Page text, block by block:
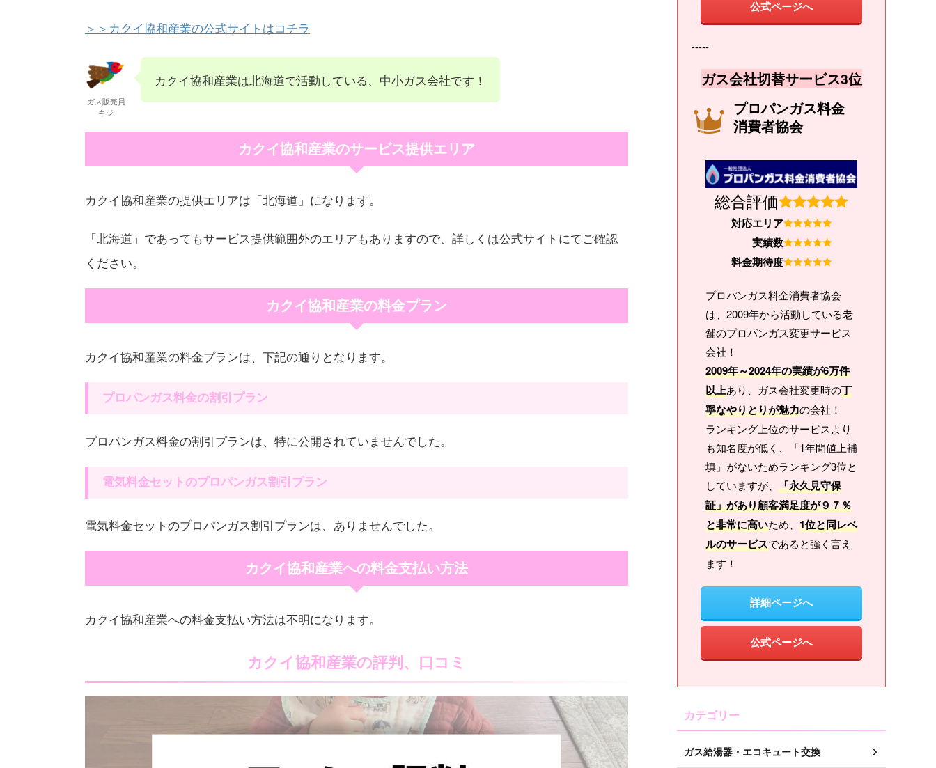
＞＞カクイ協和産業の公式サイトはコチラ
ガス販売員
キジ
カクイ協和産業は北海道で活動している、中小ガス会社です！
カクイ協和産業のサービス提供エリア
カクイ協和産業の提供エリアは「北海道」になります。
「北海道」であってもサービス提供範囲外のエリアもありますので、詳しくは公式サイトにてご確認
ください。
カクイ協和産業の料金プラン
カクイ協和産業の料金プランは、下記の通りとなります。
プロパンガス料金の割引プラン
プロパンガス料金の割引プランは、特に公開されていませんでした。
電気料金セットのプロパンガス割引プラン
電気料金セットのプロパンガス割引プランは、ありませんでした。
カクイ協和産業への料金支払い方法
カクイ協和産業への料金支払い方法は不明になります。
カクイ協和産業の評判、口コミ
公式ページへ
-----
ガス会社切替サービス3位
プロパンガス料金
消費者協会
総合評価
対応エリア
実績数
料金期待度
プロパンガス料金消費者協会
は、2009年から活動している老
舗のプロパンガス変更サービス
会社！
2009年～2024年の実績が6万件
以上あり、ガス会社変更時の丁
寧なやりとりが魅力の会社！
ランキング上位のサービスより
も知名度が低く、「1年間値上補
填」がないためランキング3位と
していますが、 「永久見守保
証」があり顧客満足度が９７％
と非常に高いため、 1位と同レベ
ルのサービスであると強く言え
ます！
詳細ページへ
公式ページへ
カテゴリー
ガス給湯器・エコキュート交換